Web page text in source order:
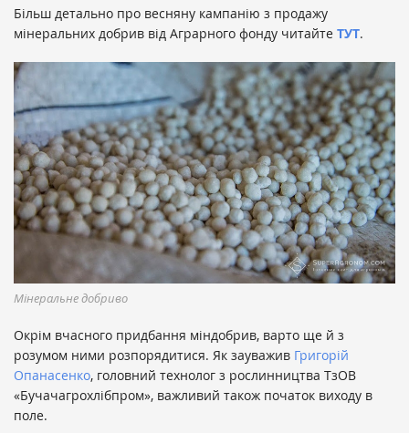
Більш детально про весняну кампанію з продажу
мінеральних добрив від Аграрного фонду читайте ТУТ.
Мінеральне добриво
Окрім вчасного придбання міндобрив, варто ще й з
розумом ними розпорядитися. Як зауважив Григорій
Опанасенко, головний технолог з рослинництва ТзОВ
«Бучачагрохлібпром», важливий також початок виходу в
поле.